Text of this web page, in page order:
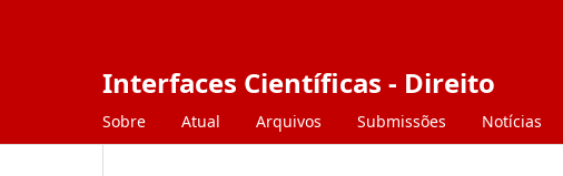
Interfaces Científicas - Direito
Sobre Atual Arquivos Submissões Notícias